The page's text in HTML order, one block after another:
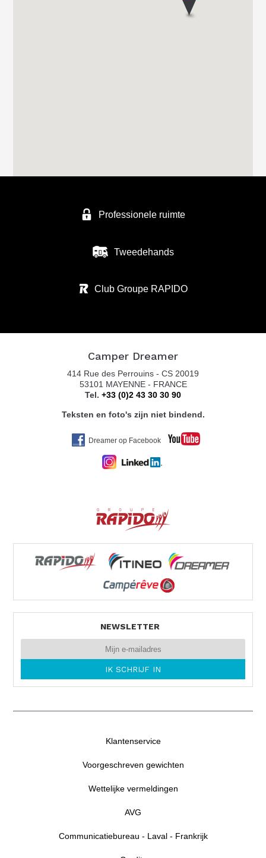
Professionele ruimte
Tweedehands
Club Groupe RAPIDO
Camper Dreamer
414 Rue des Perrouins - CS 20019
53101 MAYENNE - FRANCE
Tel. +33 (0)2 43 30 30 90
Teksten en foto's zijn niet bindend.
Dreamer op Facebook
NEWSLETTER
Klantenservice
Voorgeschreven gewichten
Wettelijke vermeldingen
AVG
Communicatiebureau - Laval - Frankrijk